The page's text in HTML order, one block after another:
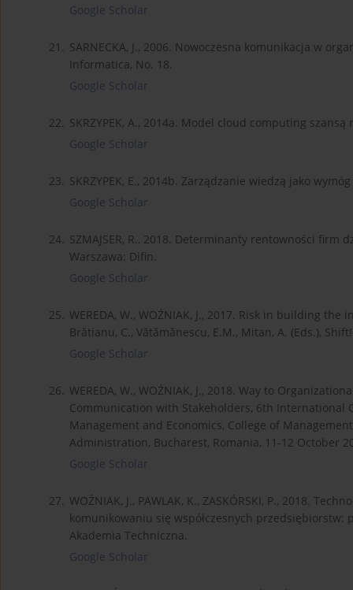
Google Scholar
21. SARNECKA, J., 2006. Nowoczesna komunikacja w
Informatica, No. 18.
Google Scholar
22. SKRZYPEK, A., 2014a. Model cloud computing
Google Scholar
23. SKRZYPEK, E., 2014b. Zarządzanie wiedzą jako
Google Scholar
24. SZMAJSER, R., 2018. Determinanty rentowności firm
Warszawa: Difin.
Google Scholar
25. WEREDA, W., WOŹNIAK, J., 2017. Risk in building
Brătianu, C., Vătămănescu, E.M., Mitan, A. (Eds.),
Google Scholar
26. WEREDA, W., WOŹNIAK, J., 2018. Way to
Communication with Stakeholders, 6th International
Management and Economics, College of
Administration, Bucharest, Romania, 11-12 October
Google Scholar
27. WOŹNIAK, J., PAWLAK, K., ZASKÓRSKI, P., 2018.
komunikowaniu się współczesnych przedsiębiorstw:
Akademia Techniczna.
Google Scholar